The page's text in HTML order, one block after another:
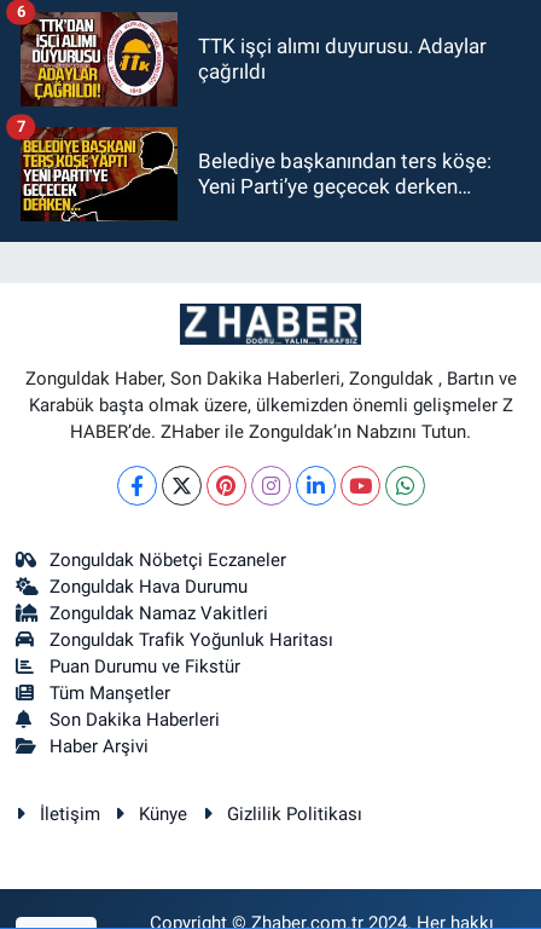
TTK işçi alımı duyurusu. Adaylar
çağrıldı
6
Belediye başkanından ters köşe:
Yeni Parti’ye geçecek derken…
7
Zonguldak Haber, Son Dakika Haberleri, Zonguldak , Bartın ve
Karabük başta olmak üzere, ülkemizden önemli gelişmeler Z
HABER’de. ZHaber ile Zonguldak’ın Nabzını Tutun.
Zonguldak Nöbetçi Eczaneler
Zonguldak Hava Durumu
Zonguldak Namaz Vakitleri
Zonguldak Trafik Yoğunluk Haritası
Puan Durumu ve Fikstür
Tüm Manşetler
Son Dakika Haberleri
Haber Arşivi
İletişim Künye Gizlilik Politikası
Copyright © Zhaber.com.tr 2024. Her hakkı